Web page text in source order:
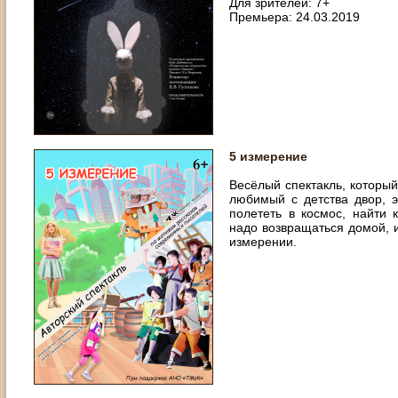
Премьера: 24.03.2019
5 измерение
Весёлый спектакль,
любимый с детства двор,
полететь в космос,
надо возвращаться домой,
измерении.